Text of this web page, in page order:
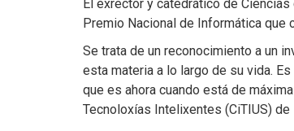
El exrector y catedrático de
Premio Nacional de Informática que
Se trata de un reconocimiento a un
esta materia a lo largo de su vida.
que es ahora cuando está de
Tecnoloxías Intelixentes (CiTIUS)